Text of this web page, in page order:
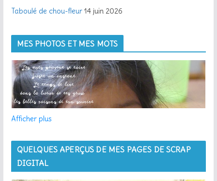
Taboulé de chou-fleur 14 juin 2026
MES PHOTOS ET MES MOTS
Afficher plus
QUELQUES APERÇUS DE MES PAGES DE SCRAP
DIGITAL